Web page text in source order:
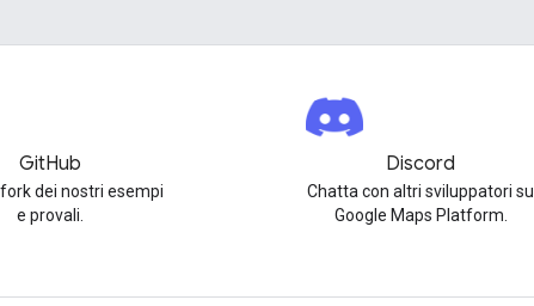
GitHub
fork dei nostri esempi
e provali.
Discord
Chatta con altri sviluppatori su
Google Maps Platform.